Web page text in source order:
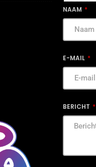
NAAM
E-MAIL
BERICHT